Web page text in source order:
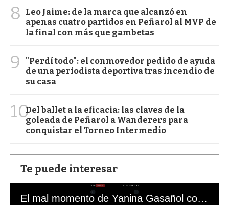
8
Leo Jaime: de la marca que alcanzó en
apenas cuatro partidos en Peñarol al MVP de
la final con más que gambetas
9
"Perdí todo": el conmovedor pedido de ayuda
de una periodista deportiva tras incendio de
su casa
10Del ballet a la eficacia: las claves de la
goleada de Peñarol a Wanderers para
conquistar el Torneo Intermedio
Te puede interesar
El mal momento de Yanina Gasañol con un hincha argentino en "Subrayado"